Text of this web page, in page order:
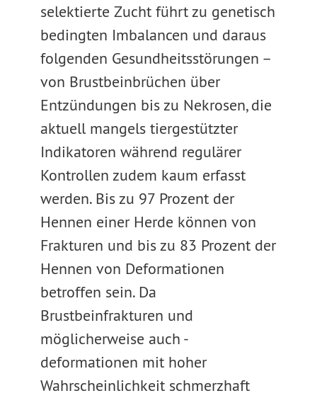
selektierte Zucht führt zu genetisch
bedingten Imbalancen und daraus
folgenden Gesundheitsstörungen –
von Brustbeinbrüchen über
Entzündungen bis zu Nekrosen, die
aktuell mangels tiergestützter
Indikatoren während regulärer
Kontrollen zudem kaum erfasst
werden. Bis zu 97 Prozent der
Hennen einer Herde können von
Frakturen und bis zu 83 Prozent der
Hennen von Deformationen
betroffen sein. Da
Brustbeinfrakturen und
möglicherweise auch -
deformationen mit hoher
Wahrscheinlichkeit schmerzhaft